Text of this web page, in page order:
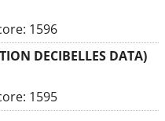
1596
DECIBELLES DATA)
1595